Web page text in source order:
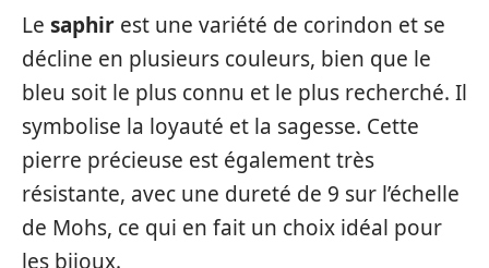
Le saphir est une variété de corindon et se
décline en plusieurs couleurs, bien que le
bleu soit le plus connu et le plus recherché. Il
symbolise la loyauté et la sagesse. Cette
pierre précieuse est également très
résistante, avec une dureté de 9 sur l’échelle
de Mohs, ce qui en fait un choix idéal pour
les bijoux.